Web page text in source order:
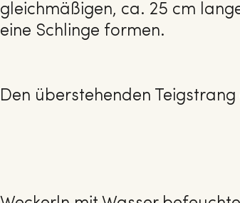
gleichmäßigen, ca. 25 cm
eine Schlinge formen.
Den überstehenden